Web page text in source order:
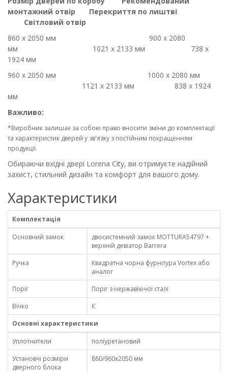
монтажний отвір
Перекриття по лиштві
Світловий отвір
860 х 2050 мм
900 х 2080
мм
1021 х 2133 мм
738 х
1924 мм
960 х 2050 мм
1000 х 2080 мм
1121 х 2133 мм
838 х 1924
мм
Важливо:
*Виробник залишає за собою право вносити зміни до комплектації
та характеристик дверей у зв'язку з постійним покращенням
продукції.
Обираючи вхідні двері Lorena City, ви отримуєте надійний
захист, стильний дизайн та комфорт для вашого дому.
Характеристики
Комплектація
Основний замок
двосистемний замок MOTTURA54797 +
верхній девіатор Barrera
Ручка
Квадратна чорна фурнітура Vortex або
аналог
Поріг
Поріг з нержавіючої сталі
Вічко
Є
Основні характеристики
Уплотнители
поліуретановий
Установчі розміри
дверного блока
860/960х2050 мм